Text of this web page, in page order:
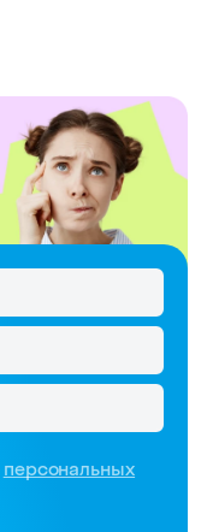
персональных